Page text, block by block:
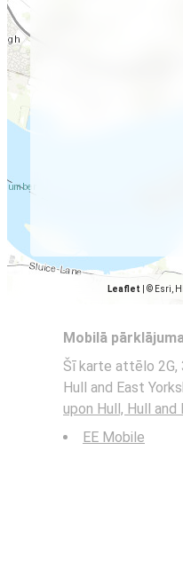
Leaflet © Esri,
Mobilā
Šī karte attēlo 2G,
Hull and East
upon Hull, Hull and
EE Mobile